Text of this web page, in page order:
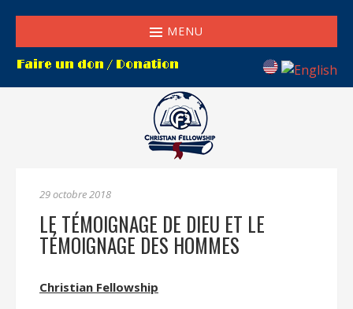
MENU
29 octobre 2018
LE TÉMOIGNAGE DE DIEU ET LE
TÉMOIGNAGE DES HOMMES
Christian Fellowship